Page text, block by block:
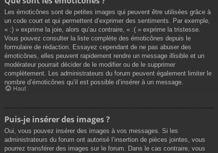
Les émoticônes sont de petites images qui peuvent être utilisées grâce à
un code court et qui permettent d’exprimer des sentiments. Par exemple,
« :) » exprime la joie, alors qu’au contraire, « :( » exprime la tristesse.
Vous pouvez consulter la liste complète des émoticônes depuis le
formulaire de rédaction. Essayez cependant de ne pas abuser des
émoticônes, elles peuvent rapidement rendre un message illisible et un
modérateur pourrait décider de le modifier ou de le supprimer
complètement. Les administrateurs du forum peuvent également limiter le
nombre d’émoticônes qu’il est possible d’insérer à un message.
Haut
Puis-je insérer des images ?
Oui, vous pouvez insérer des images à vos messages. Si les
administrateurs du forum ont autorisé l’insertion de pièces jointes, vous
pourrez transférer des images sur le forum. Dans le cas contraire, vous